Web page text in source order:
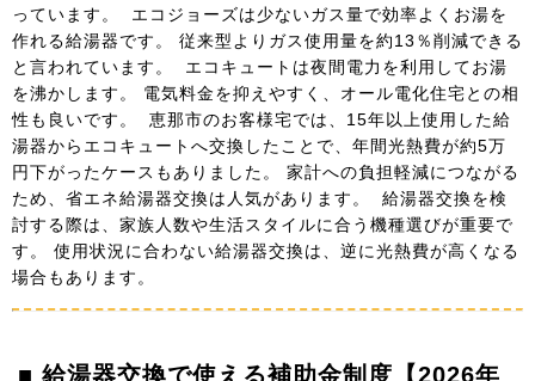
っています。 エコジョーズは少ないガス量で効率よくお湯を
作れる給湯器です。 従来型よりガス使用量を約13％削減できる
と言われています。 エコキュートは夜間電力を利用してお湯
を沸かします。 電気料金を抑えやすく、オール電化住宅との相
性も良いです。 恵那市のお客様宅では、15年以上使用した給
湯器からエコキュートへ交換したことで、年間光熱費が約5万
円下がったケースもありました。 家計への負担軽減につながる
ため、省エネ給湯器交換は人気があります。 給湯器交換を検
討する際は、家族人数や生活スタイルに合う機種選びが重要で
す。 使用状況に合わない給湯器交換は、逆に光熱費が高くなる
場合もあります。
■ 給湯器交換で使える補助金制度【2026年